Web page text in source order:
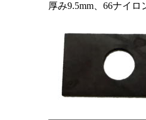
厚み9.5mm、66ナイ